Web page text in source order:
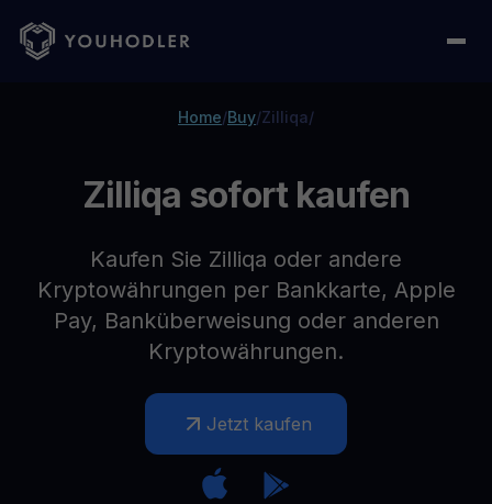
Home/Buy/Zilliqa/
Zilliqa sofort kaufen
Kaufen Sie Zilliqa oder andere
Kryptowährungen per Bankkarte, Apple
Pay, Banküberweisung oder anderen
Kryptowährungen.
Jetzt kaufen